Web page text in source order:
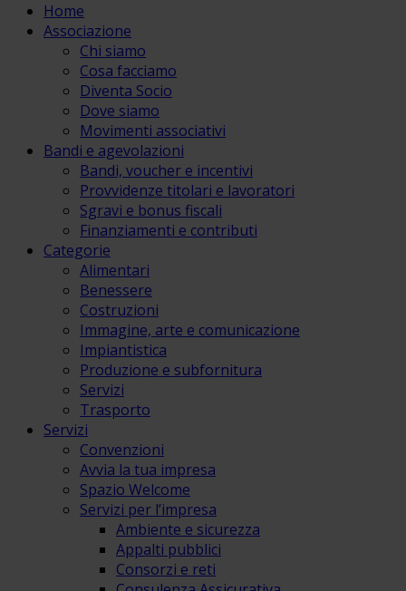
Home
Associazione
Chi siamo
Cosa facciamo
Diventa Socio
Dove siamo
Movimenti associativi
Bandi e agevolazioni
Bandi, voucher e incentivi
Provvidenze titolari e lavoratori
Sgravi e bonus fiscali
Finanziamenti e contributi
Categorie
Alimentari
Benessere
Costruzioni
Immagine, arte e comunicazione
Impiantistica
Produzione e subfornitura
Servizi
Trasporto
Servizi
Convenzioni
Avvia la tua impresa
Spazio Welcome
Servizi per l’impresa
Ambiente e sicurezza
Appalti pubblici
Consorzi e reti